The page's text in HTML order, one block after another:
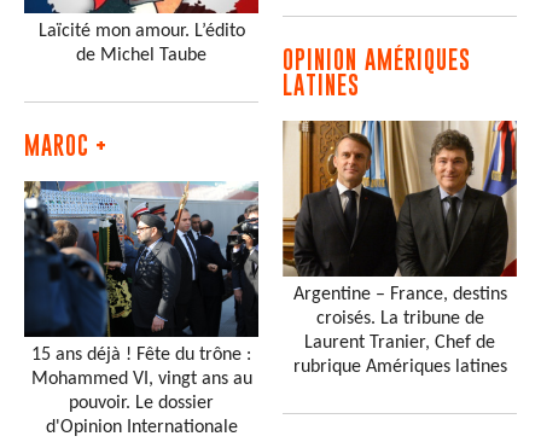
Laïcité mon amour. L’édito
de Michel Taube
MAROC +
15 ans déjà ! Fête du trône :
Mohammed VI, vingt ans au
pouvoir. Le dossier
d'Opinion Internationale
OPINION AMÉRIQUES
LATINES
Argentine – France, destins
croisés. La tribune de
Laurent Tranier, Chef de
rubrique Amériques latines